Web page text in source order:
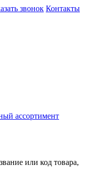
звонок Контакты
ассортимент
или код товара,